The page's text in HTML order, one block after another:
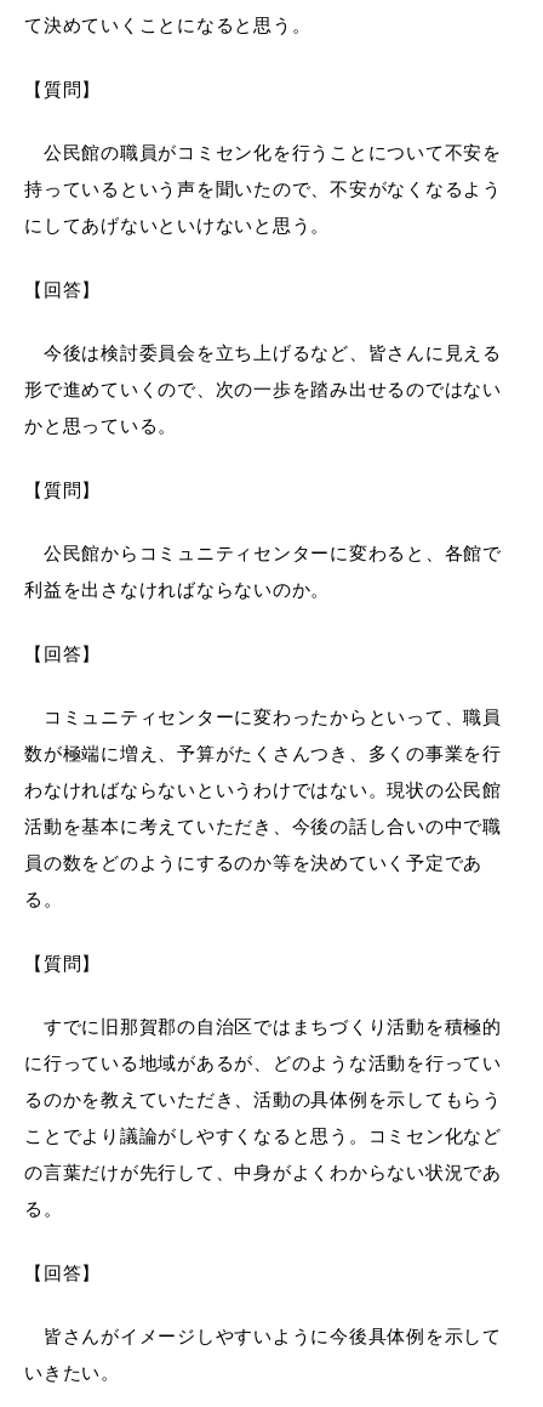
て決めていくことになると思う。
【質問】
公民館の職員がコミセン化を行うことについて不安を
持っているという声を聞いたので、不安がなくなるよう
にしてあげないといけないと思う。
【回答】
今後は検討委員会を立ち上げるなど、皆さんに見える
形で進めていくので、次の一歩を踏み出せるのではない
かと思っている。
【質問】
公民館からコミュニティセンターに変わると、各館で
利益を出さなければならないのか。
【回答】
コミュニティセンターに変わったからといって、職員
数が極端に増え、予算がたくさんつき、多くの事業を行
わなければならないというわけではない。現状の公民館
活動を基本に考えていただき、今後の話し合いの中で職
員の数をどのようにするのか等を決めていく予定であ
る。
【質問】
すでに旧那賀郡の自治区ではまちづくり活動を積極的
に行っている地域があるが、どのような活動を行ってい
るのかを教えていただき、活動の具体例を示してもらう
ことでより議論がしやすくなると思う。コミセン化など
の言葉だけが先行して、中身がよくわからない状況であ
る。
【回答】
皆さんがイメージしやすいように今後具体例を示して
いきたい。